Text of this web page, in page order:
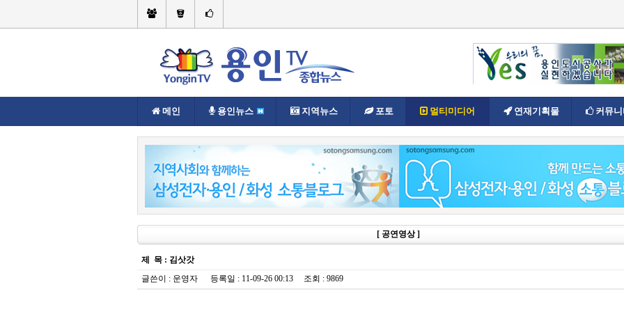
메인 용인뉴스 지역뉴스 포토 멀티미디어 연재기획물 커뮤니
현재위치:// 멀티미디어 멀티미디어
[ 공연영상 ]
제 목 : 김삿갓
글쓴이 : 운영자 등록일 : 11-09-26 00:13 조회 : 9869